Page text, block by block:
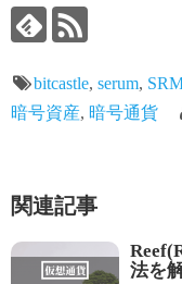
bitcastle, serum,
暗号資産, 暗号通貨
関連記事
法を